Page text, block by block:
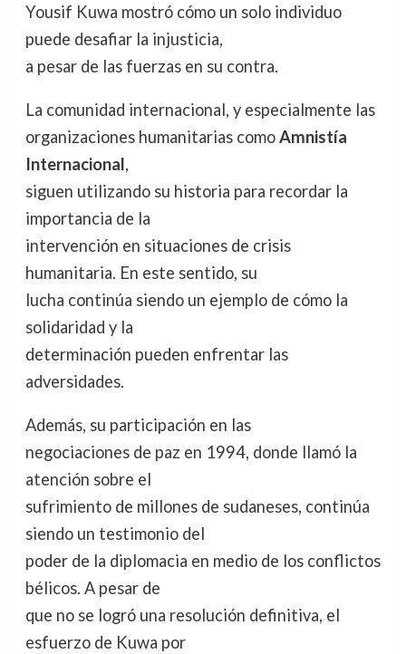
Yousif Kuwa mostró cómo un solo individuo
puede desafiar la injusticia,
a pesar de las fuerzas en su contra.
La comunidad internacional, y especialmente las
organizaciones humanitarias comoAmnistía
Internacional,
siguen utilizando su historia para recordar la
importancia de la
intervención en situaciones de crisis
humanitaria. En este sentido, su
lucha continúa siendo un ejemplo de cómo la
solidaridad y la
determinación pueden enfrentar las
adversidades.
Además, su participación en las
negociaciones de paz en 1994, donde llamó la
atención sobre el
sufrimiento de millones de sudaneses, continúa
siendo un testimonio del
poder de la diplomacia en medio de los conflictos
bélicos. A pesar de
que no se logró una resolución definitiva, el
esfuerzo de Kuwa por